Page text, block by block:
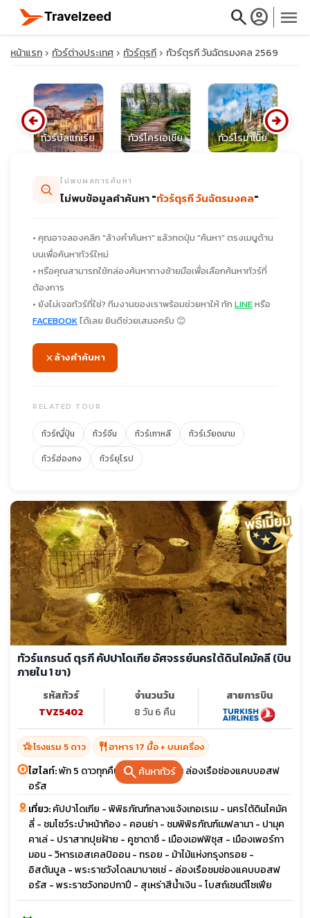
searchaccount_circle menu
close
search
หน้าแรก ทัวร์ต่างประเทศ ทัวร์ตุรกี ทัวร์ตุรกี วันฉัตรมงคล 2569
ทัวร์บัลแกเรีย ทัวร์โครเอเชีย ทัวร์โรมาเนีย
arrow_circle_left arrow_circle_right
searchค้นหาทัวร์
ไม่พบผลการค้นหา
ไม่พบข้อมูลคำค้นหา "ทัวร์ตุรกี วันฉัตรมงคล"
• คุณอาจลองคลิก "ล้างคำค้นหา" แล้วกดปุ่ม "ค้นหา" ตรงเมนูด้าน
บนเพื่อค้นหาทัวร์ใหม่
• หรือคุณสามารถใช้กล่องค้นหาทางซ้ายมือเพื่อเลือกค้นหาทัวร์ที่
ต้องการ
• ยังไม่เจอทัวร์ที่ใช่? ทีมงานของเราพร้อมช่วยหาให้ ทัก LINEหรือ
FACEBOOKได้เลย ยินดีช่วยเสมอครับ 😊
ล้างคำค้นหา
RELATED TOUR
ทัวร์ญี่ปุ่น ทัวร์จีน ทัวร์เกาหลี
ทัวร์เวียดนาม
ทัวร์ฮ่องกง
ทัวร์ยุโรป
ทัวร์แกรนด์ ตุรกี คัปปาโดเกีย อัศจรรย์นครใต้ดินไคมัคลี (บิน
ภายใน 1 ขา)
รหัสทัวร์
TVZ5402
จำนวนวัน
8 วัน 6 คืน
สายการบิน
hotel_classโรงแรม 5 ดาว restaurant อาหาร 17 มื้อ + บนเครื่อง
ไฮไลท์:พัก 5 ดาวทุกคืน โรงแรมถ้ำ 2 คืน ล่องเรือช่องแคบบอสฟ
อรัส
เที่ยว:คัปปาโดเกีย - พิพิธภัณฑ์กลางแจ้งเกอเรเม - นครใต้ดินไคมัค
ลี่ - ชมโชว์ระบำหน้าท้อง - คอนย่า - ชมพิพิธภัณฑ์เมฟลานา - ปามุค
คาเล่ - ปราสาทปุยฝ้าย - คูซาดาซึ - เมืองเอฟฟิซุส - เมืองเพอร์กา
มอน - วิหารเอสเคลปิออน - ทรอย - ม้าไม้แห่งกรุงทรอย -
อิสตันบูล - พระราชวังโดลมาบาชเช่ - ล่องเรือชมช่องแคบบอสฟ
อรัส - พระราชวังทอปกาปึ - สุเหร่าสีน้ำเงิน - โบสถ์เซนต์โซเฟีย